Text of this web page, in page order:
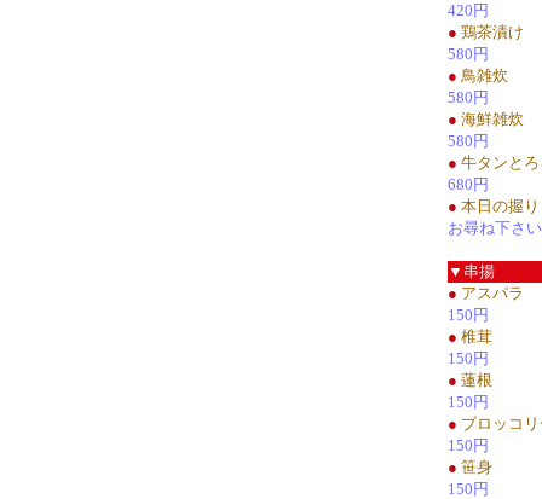
420円
● 鶏茶漬け
580円
● 鳥雑炊
580円
● 海鮮雑炊
580円
● 牛タンと
680円
● 本日の握り
お尋ね下さい
▼串揚
● アスパラ
150円
● 椎茸
150円
● 蓮根
150円
● ブロッコ
150円
● 笹身
150円